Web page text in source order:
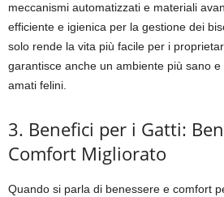
meccanismi automatizzati e materiali
efficiente e igienica per la gestione dei
solo rende la vita più facile per i
garantisce anche un ambiente più sano
amati felini.
3. Benefici per i Gatti:
Comfort Migliorato
Quando si parla di benessere e comfort